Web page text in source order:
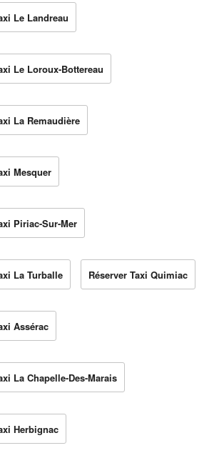
Le Landreau
Le Loroux-Bottereau
La Remaudière
Mesquer
Piriac-Sur-Mer
La Turballe Réserver Taxi Quimiac
Assérac
La Chapelle-Des-Marais
Herbignac